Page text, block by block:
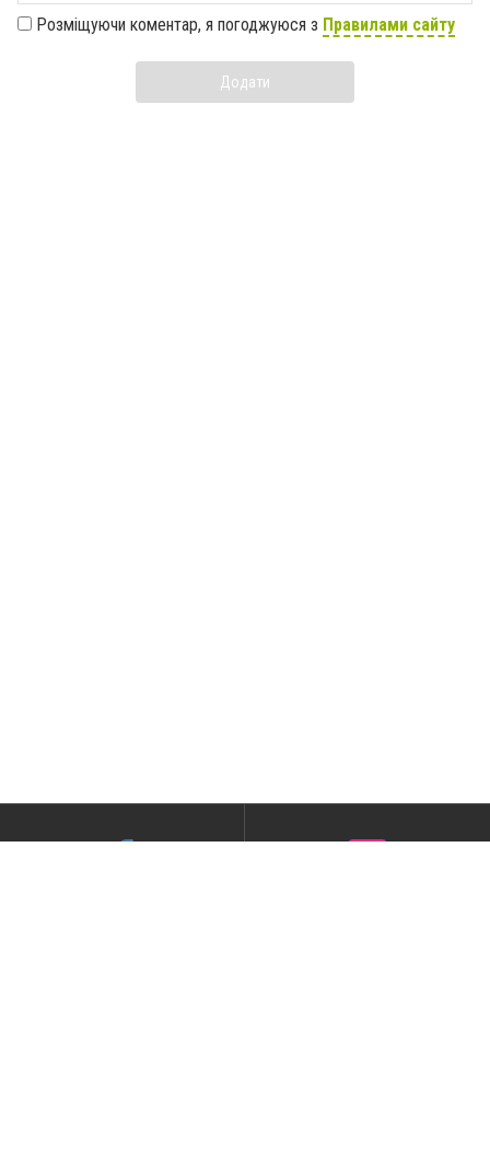
Розміщуючи коментар, я погоджуюся з Правилами сайту
Додати